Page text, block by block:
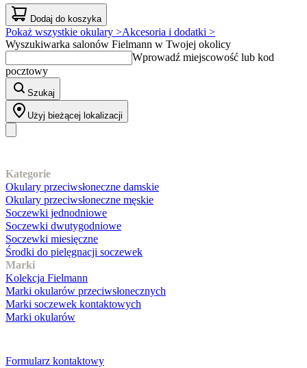
Dodaj do koszyka
Pokaż wszystkie okulary >Akcesoria i dodatki >
Wyszukiwarka salonów Fielmann w Twojej okolicy
Wprowadź miejscowość lub kod
pocztowy
Szukaj
Użyj bieżącej lokalizacji
Kategorie
Okulary przeciwsłoneczne damskie
Okulary przeciwsłoneczne męskie
Soczewki jednodniowe
Soczewki dwutygodniowe
Soczewki miesięczne
Środki do pielęgnacji soczewek
Marki
Kolekcja Fielmann
Marki okularów przeciwsłonecznych
Marki soczewek kontaktowych
Marki okularów
Formularz kontaktowy